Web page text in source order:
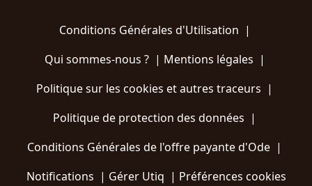
Conditions Générales d'Utilisation |
Qui sommes-nous ?| Mentions légales |
Politique sur les cookies et autres traceurs |
Politique de protection des données |
Conditions Générales de l'offre payante d'Ode |
Notifications | Gérer Utiq | Préférences cookies